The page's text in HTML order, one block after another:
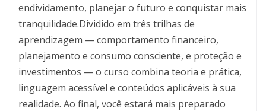
endividamento, planejar o futuro e conquistar mais
tranquilidade.Dividido em três trilhas de
aprendizagem — comportamento financeiro,
planejamento e consumo consciente, e proteção e
investimentos — o curso combina teoria e prática,
linguagem acessível e conteúdos aplicáveis à sua
realidade. Ao final, você estará mais preparado